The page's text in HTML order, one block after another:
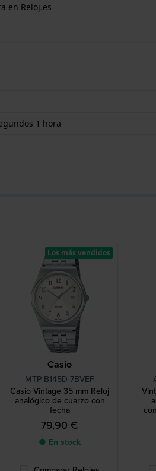
en Reloj.es
1 hora
Casio
MTP-B145D-7BVEF
Casio Vintage 35 mm Reloj
analógico de cuarzo con
fecha
79,90 €
● En stock
Los más vendidos